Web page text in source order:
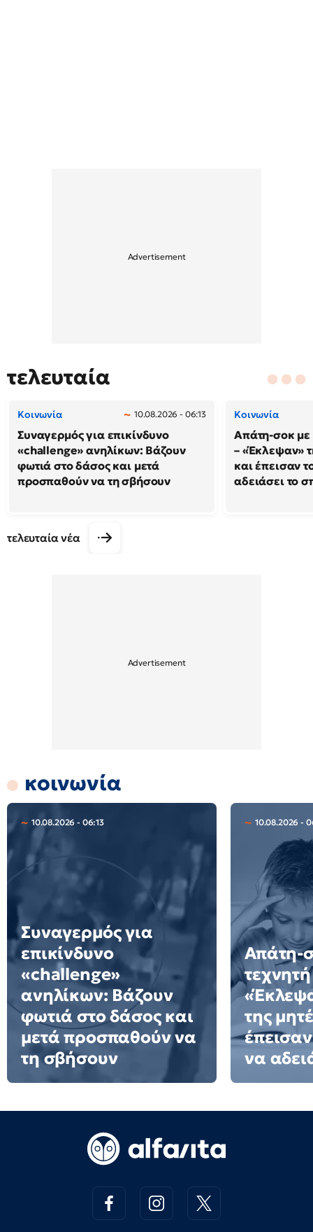
τελευταία
Κοινωνία 10.08.2026 - 06:13
Συναγερμός για επικίνδυνο
«challenge» ανηλίκων: Βάζουν
φωτιά στο δάσος και μετά
προσπαθούν να τη σβήσουν
Κοινωνία
Απάτη-σοκ με
– «Έκλεψαν»
και έπεισαν
αδειάσει το
τελευταία νέα
κοινωνία
10.08.2026 - 06:13
Συναγερμός για
επικίνδυνο
«challenge»
ανηλίκων: Βάζουν
φωτιά στο δάσος και
μετά προσπαθούν να
τη σβήσουν
10.08.2026 -
Απάτη-
της
να